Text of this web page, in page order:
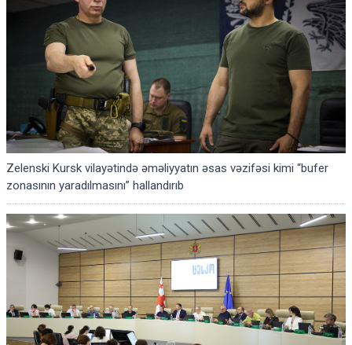
Zelenski Kursk vilayətində əməliyyatın əsas vəzifəsi kimi “bufer
zonasının yaradılmasını” hallandırıb